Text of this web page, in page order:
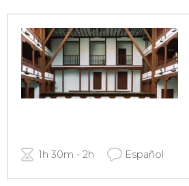
1h 30m - 2h Español